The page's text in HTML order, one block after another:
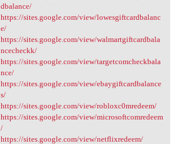
dbalance/
https://sites.google.com/view/lowesgiftcardbalanc
e/
https://sites.google.com/view/walmartgiftcardbala
ncecheckk/
https://sites.google.com/view/targetcomcheckbala
nce/
https://sites.google.com/view/ebaygiftcardbalance
s/
https://sites.google.com/view/robloxc0mredeem/
https://sites.google.com/view/microsoftcomredeem
/
https://sites.google.com/view/netflixredeem/